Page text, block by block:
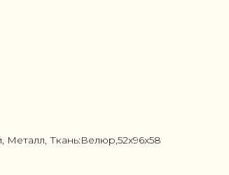
Ткань:Велюр,52x96x58